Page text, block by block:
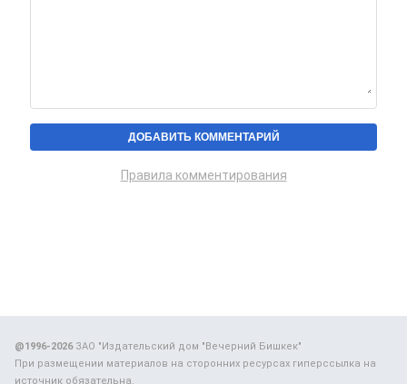
Правила комментирования
@1996-2026ЗАО "Издательский дом "Вечерний Бишкек"
При размещении материалов на сторонних ресурсах гиперссылка на
источник обязательна.